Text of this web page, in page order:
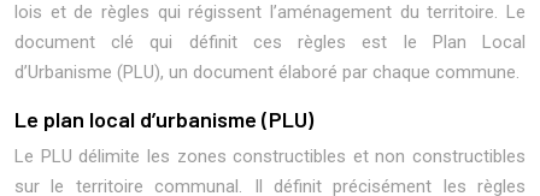
lois et de règles qui régissent l’aménagement du territoire. Le
document clé qui définit ces règles est le Plan Local
d’Urbanisme (PLU), un document élaboré par chaque commune.
Le plan local d’urbanisme (PLU)
Le PLU délimite les zones constructibles et non constructibles
sur le territoire communal. Il définit précisément les règles